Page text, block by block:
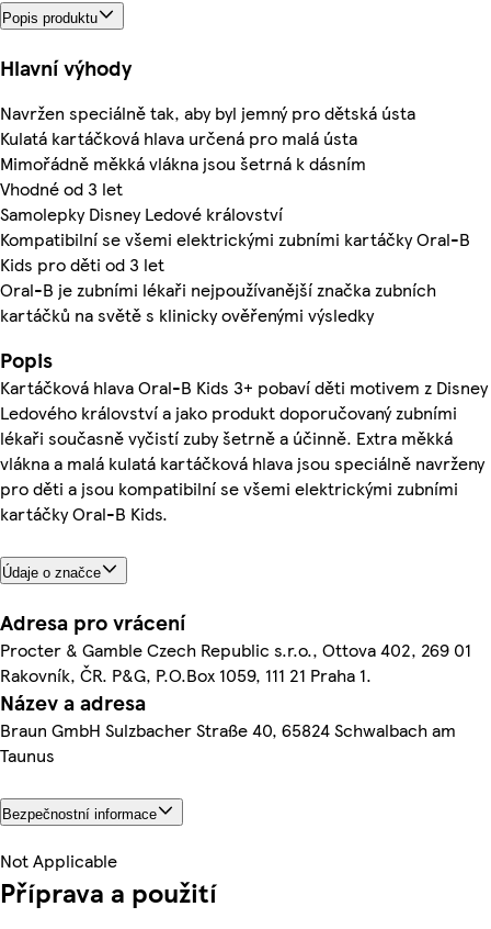
Popis produktu
Hlavní výhody
Navržen speciálně tak, aby byl jemný pro dětská ústa
Kulatá kartáčková hlava určená pro malá ústa
Mimořádně měkká vlákna jsou šetrná k dásním
Vhodné od 3 let
Samolepky Disney Ledové království
Kompatibilní se všemi elektrickými zubními kartáčky Oral-B
Kids pro děti od 3 let
Oral-B je zubními lékaři nejpoužívanější značka zubních
kartáčků na světě s klinicky ověřenými výsledky
Popis
Kartáčková hlava Oral-B Kids 3+ pobaví děti motivem z Disney
Ledového království a jako produkt doporučovaný zubními
lékaři současně vyčistí zuby šetrně a účinně. Extra měkká
vlákna a malá kulatá kartáčková hlava jsou speciálně navrženy
pro děti a jsou kompatibilní se všemi elektrickými zubními
kartáčky Oral-B Kids.
Údaje o značce
Adresa pro vrácení
Procter & Gamble Czech Republic s.r.o., Ottova 402, 269 01
Rakovník, ČR. P&G, P.O.Box 1059, 111 21 Praha 1.
Název a adresa
Braun GmbH Sulzbacher Straße 40, 65824 Schwalbach am
Taunus
Bezpečnostní informace
Not Applicable
Příprava a použití